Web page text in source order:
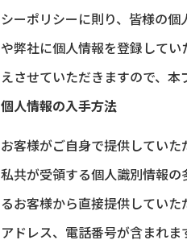
シーポリシーに則り、皆様の
や弊社に個人情報を登録して
えさせていただきますので、本
個人情報の入手方法
お客様がご自身で提供していた
私共が受領する個人識別情報
るお客様から直接提供してい
アドレス、電話番号が含まれ